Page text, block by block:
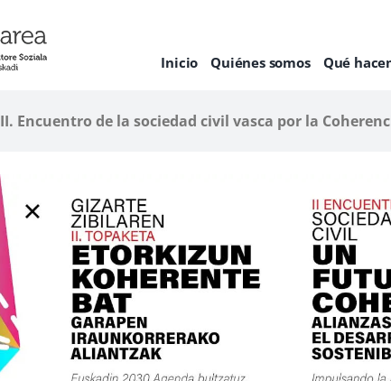
Inicio Quiénes somos Qué
II. Encuentro de la sociedad civil vasca por la